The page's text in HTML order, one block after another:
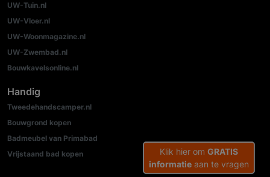
UW-Tuin.nl
UW-Vloer.nl
UW-Woonmagazine.nl
UW-Zwembad.nl
Bouwkavelsonline.nl
Handig
Tweedehandscamper.nl
Bouwgrond kopen
Badmeubel van Primabad
Vrijstaand bad kopen
Klik hier om GRATIS
informatie aan te vragen